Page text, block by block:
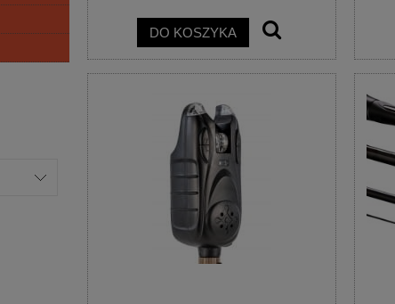
DO KOSZYKA